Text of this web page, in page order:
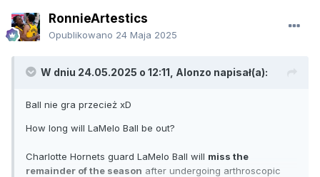
RonnieArtestics
Opublikowano 24 Maja 2025
W dniu 24.05.2025 o 12:11, Alonzo napisał(a):
Ball nie gra przecież xD
How long will LaMelo Ball be out?
Charlotte Hornets guard LaMelo Ball will miss the
remainder of the season after undergoing arthroscopic